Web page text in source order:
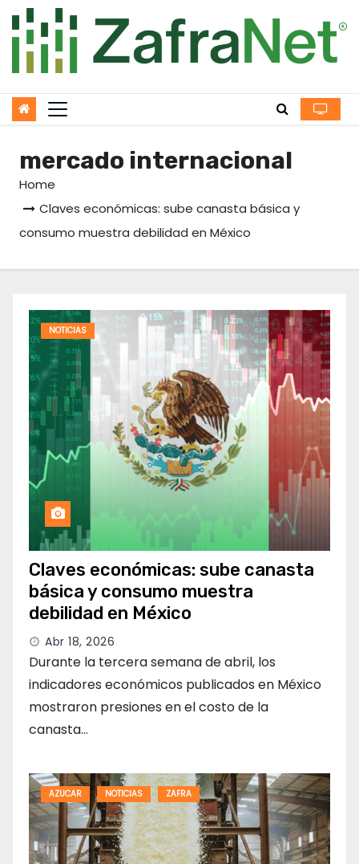
to
content
mercado internacional
Home
Claves económicas: sube canasta básica y
consumo muestra debilidad en México
NOTICIAS
Claves económicas: sube canasta
básica y consumo muestra
debilidad en México
Abr 18, 2026
Durante la tercera semana de abril, los
indicadores económicos publicados en México
mostraron presiones en el costo de la
canasta…
AZUCAR NOTICIAS ZAFRA